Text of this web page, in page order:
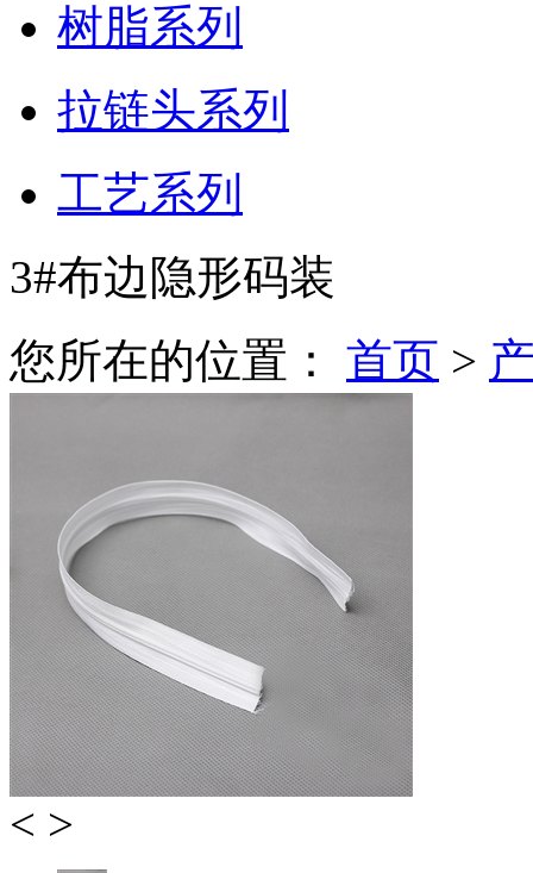
树脂系列
拉链头系列
工艺系列
3#布边隐形码装
您所在的位置： 首页 >
< >